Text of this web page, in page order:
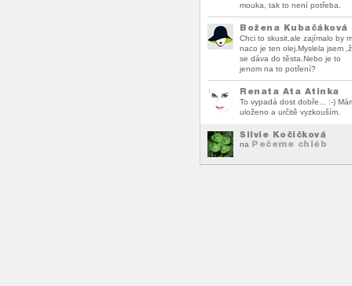
mouka, tak to není potřeba.
Božena Kubačáková
Chci to skusit,ale zajímalo by
naco je ten olej.Myslela jsem
se dáva do těsta.Nebo je to
jenom na to potření?
Renata Ata Atinka
To vypadá dost dobře... :-)
uloženo a určitě vyzkouším.
Silvie Kočičková
na Pečeme chléb